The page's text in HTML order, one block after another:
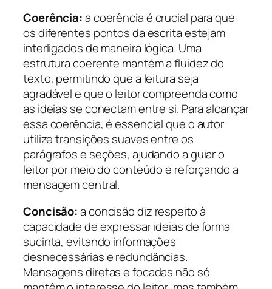
Coerência:a coerência é crucial para que
os diferentes pontos da escrita estejam
interligados de maneira lógica. Uma
estrutura coerente mantém a fluidez do
texto, permitindo que a leitura seja
agradável e que o leitor compreenda como
as ideias se conectam entre si. Para alcançar
essa coerência, é essencial que o autor
utilize transições suaves entre os
parágrafos e seções, ajudando a guiar o
leitor por meio do conteúdo e reforçando a
mensagem central.
Concisão:a concisão diz respeito à
capacidade de expressar ideias de forma
sucinta, evitando informações
desnecessárias e redundâncias.
Mensagens diretas e focadas não só